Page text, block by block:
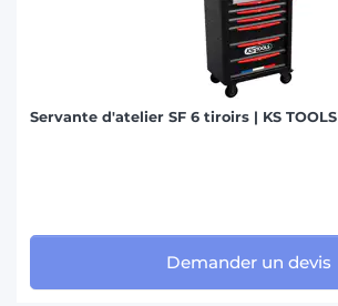
Servante d'atelier SF 6 tiroirs | KS TOOLS
Demander un devis